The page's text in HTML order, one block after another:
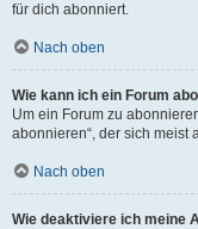
für dich abonniert.
Nach oben
Wie kann ich ein Forum
Um ein Forum zu
abonnieren“, der sich meist
Nach oben
Wie deaktiviere ich meine